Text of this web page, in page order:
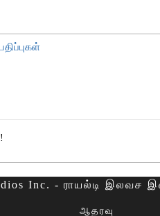
Inc. - ராயல்டி இலவச
ஆதரவு